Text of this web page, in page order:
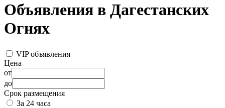
Объявления в Дагестанских
Огнях
VIP объявления
Цена
от
до
Срок размещения
За 24 часа